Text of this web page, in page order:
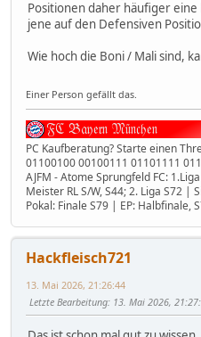
Positionen daher häufiger
jene auf den Defensiven
Wie hoch die Boni / Mali sind,
Einer Person gefällt das.
PC Kaufberatung? Starte einen
01100100 00100111 01101111
AJFM - Atome Sprungfeld FC: 1.Liga
Meister RL S/W, S44; 2. Liga S72 |
Pokal: Finale S79 | EP: Halbfinale,
Hackfleisch721
13. Mai 2026, 21:26:44
Letzte Bearbeitung: 13. Mai 2026,